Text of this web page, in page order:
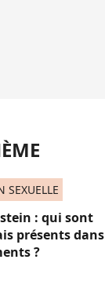
SEXUELLE
: qui sont
présents dans
?